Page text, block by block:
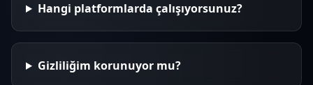
Hangi platformlarda çalışıyorsunuz?
Gizliliğim korunuyor mu?